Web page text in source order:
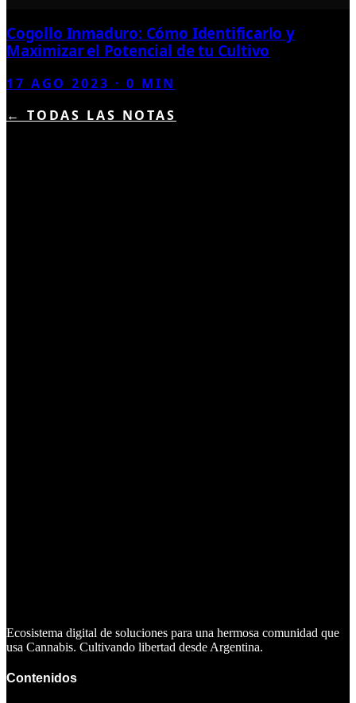
Cogollo Inmaduro: Cómo Identificarlo y
Maximizar el Potencial de tu Cultivo
17 AGO 2023 ·0 MIN
← TODAS LAS NOTAS
Ecosistema digital de soluciones para una hermosa comunidad que
usa Cannabis. Cultivando libertad desde Argentina.
Contenidos